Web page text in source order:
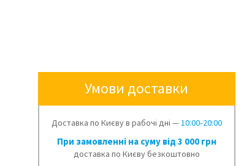
Умови доставки
Доставка по Києву в рабочі дні —10:00‑20:00
При замовленні на суму від 3 000 грн
доставка по Києву безкоштовно